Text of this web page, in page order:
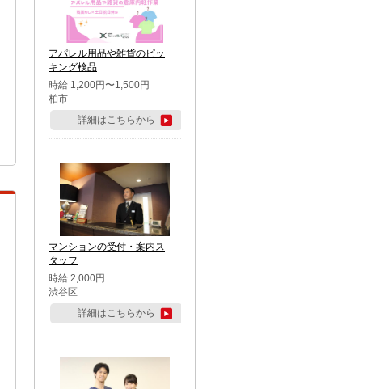
アパレル用品や雑貨のピッ
キング検品
時給 1,200円〜1,500円
柏市
詳細はこちらから
マンションの受付・案内ス
タッフ
時給 2,000円
渋谷区
詳細はこちらから